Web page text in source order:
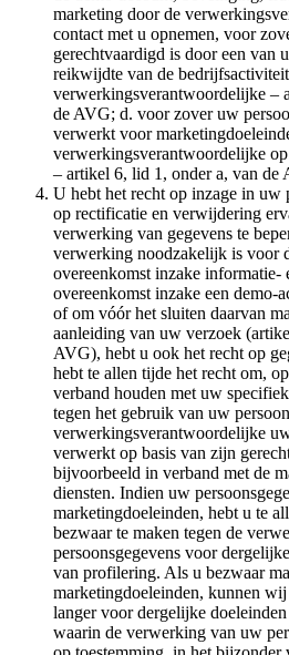
marketing door de
contact met u opnemen, voor
gerechtvaardigd is door een van
reikwijdte van de
verwerkingsverantwoordelijke –
de AVG; d. voor zover uw
verwerkt voor
verwerkingsverantwoordelijke
– artikel 6, lid 1, onder a, van de
U hebt het recht op inzage in uw
op rectificatie en verwijdering
verwerking van gegevens te
verwerking noodzakelijk is voor
overeenkomst inzake informatie-
overeenkomst inzake een demo-
of om vóór het sluiten daarvan
aanleiding van uw verzoek
AVG), hebt u ook het recht op
hebt te allen tijde het recht om,
verband houden met uw
tegen het gebruik van uw
verwerkingsverantwoordelijke
verwerkt op basis van zijn
bijvoorbeeld in verband met de
diensten. Indien uw
marketingdoeleinden, hebt u te
bezwaar te maken tegen de
persoonsgegevens voor
van profilering. Als u bezwaar
marketingdoeleinden, kunnen
langer voor dergelijke
waarin de verwerking van uw